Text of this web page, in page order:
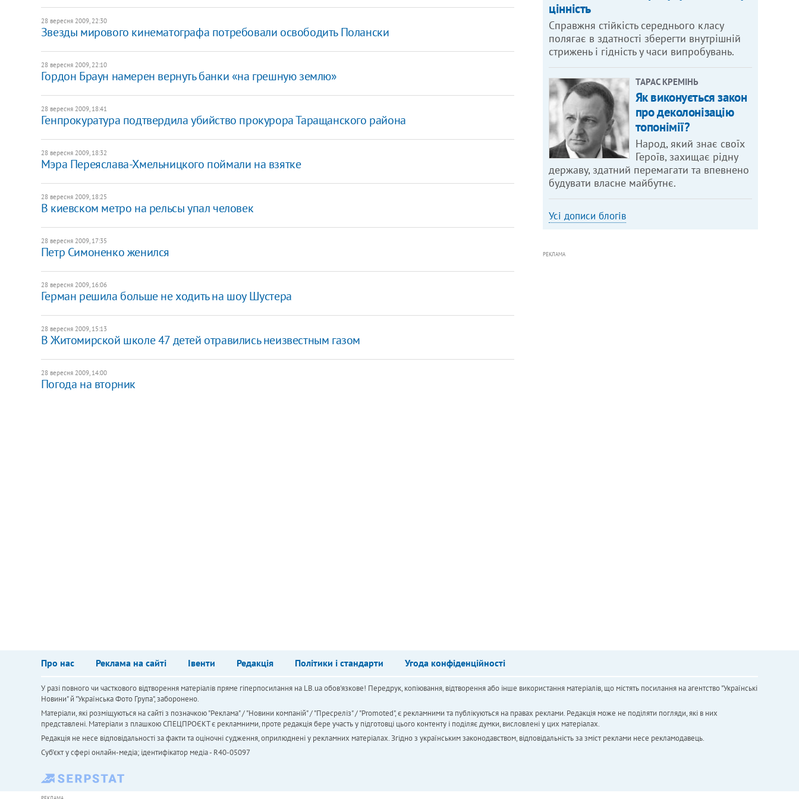
28 вересня 2009, 22:30
Звезды мирового кинематографа потребовали освободить Полански
28 вересня 2009, 22:10
Гордон Браун намерен вернуть банки «на грешную землю»
28 вересня 2009, 18:41
Генпрокуратура подтвердила убийство прокурора Таращанского района
28 вересня 2009, 18:32
Мэра Переяслава-Хмельницкого поймали на взятке
28 вересня 2009, 18:25
В киевском метро на рельсы упал человек
28 вересня 2009, 17:35
Петр Симоненко женился
28 вересня 2009, 16:06
Герман решила больше не ходить на шоу Шустера
28 вересня 2009, 15:13
В Житомирской школе 47 детей отравились неизвестным газом
28 вересня 2009, 14:00
Погода на вторник
цінність
Справжня стійкість середнього класу
полягає в здатності зберегти внутрішній
стрижень і гідність у часи випробувань.
ТАРАС КРЕМІНЬ
Як виконується закон
про деколонізацію
топонімії?
Народ, який знає своїх
Героїв, захищає рідну
державу, здатний перемагати та впевнено
будувати власне майбутнє.
Усі дописи блогів
РЕКЛАМА
Про нас Реклама на сайті Івенти Редакція Політики і стандарти Угода конфіденційності
У разі повного чи часткового відтворення матеріалів пряме гіперпосилання на LB.ua обов'язкове! Передрук, копіювання, відтворення або інше використання матеріалів, що містять посилання на агентство "Українськi
Новини" й "Українська Фото Група", заборонено.
Матеріали, які розміщуються на сайті з позначкою "Реклама" / "Новини компаній" / "Пресреліз" / "Promoted", є рекламними та публікуються на правах реклами. Редакція може не поділяти погляди, які в них
представлені. Матеріали з плашкою СПЕЦПРОЄКТ є рекламними, проте редакція бере участь у підготовці цього контенту і поділяє думки, висловлені у цих матеріалах.
Редакція не несе відповідальності за факти та оціночні судження, оприлюднені у рекламних матеріалах. Згідно з українським законодавством, відповідальність за зміст реклами несе рекламодавець.
Cуб'єкт у сфері онлайн-медіа; ідентифікатор медіа - R40-05097